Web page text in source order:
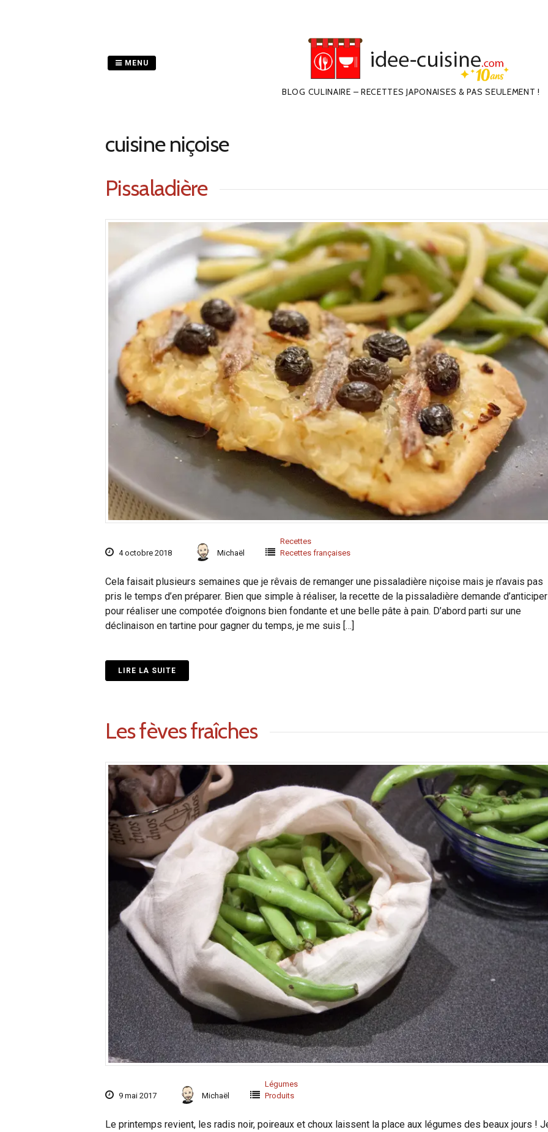
BLOG CULINAIRE – RECETTES JAPONAISES & PAS SEULEMENT !
MENU
cuisine niçoise
Pissaladière
4 octobre 2018 Michaël
Recettes
Recettes françaises
Cela faisait plusieurs semaines que je rêvais de remanger une pissaladière niçoise mais je n’avais pas
pris le temps d’en préparer. Bien que simple à réaliser, la recette de la pissaladière demande d’anticiper
pour réaliser une compotée d’oignons bien fondante et une belle pâte à pain. D’abord parti sur une
déclinaison en tartine pour gagner du temps, je me suis […]
LIRE LA SUITE
Les fèves fraîches
9 mai 2017 Michaël
Légumes
Produits
Le printemps revient, les radis noir, poireaux et choux laissent la place aux légumes des beaux jours !